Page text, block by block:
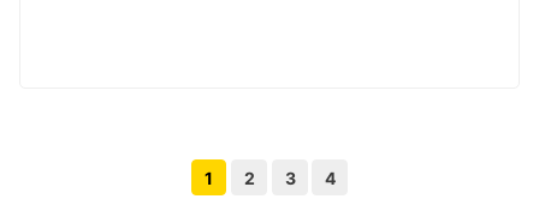
Vorige pagina knop
1 2 3 4